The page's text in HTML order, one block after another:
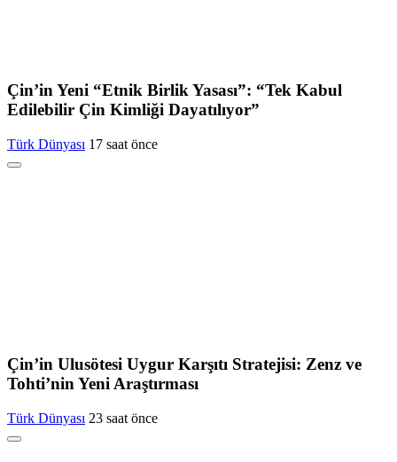
Çin’in Yeni “Etnik Birlik Yasası”: “Tek Kabul
Edilebilir Çin Kimliği Dayatılıyor”
Türk Dünyası 17 saat önce
Çin’in Ulusötesi Uygur Karşıtı Stratejisi: Zenz ve
Tohti’nin Yeni Araştırması
Türk Dünyası 23 saat önce